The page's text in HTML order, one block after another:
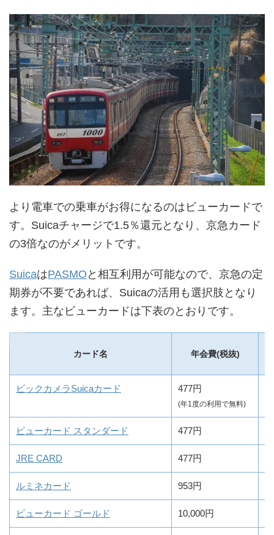
より電車での乗車がお得になるのはビューカードで
す。Suicaチャージで1.5％還元となり、京急カード
の3倍なのがメリットです。
SuicaはPASMO と相互利用が可能なので、京急の定
期券が不要であれば、Suicaの活用も選択肢となり
ます。主なビューカードは下表のとおりです。
カード名 年会費(税抜)
ビックカメラSuicaカード 477円
(年1度の利用で無料)
ビューカード スタンダード 477円
JRE CARD 477円
ルミネカード 953円
ビューカード ゴールド 10,000円